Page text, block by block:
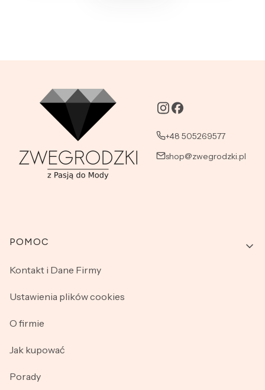
+48 505269577
shop@zwegrodzki.pl
Linki w stopce
POMOC
Kontakt i Dane Firmy
Ustawienia plików cookies
O firmie
Jak kupować
Porady